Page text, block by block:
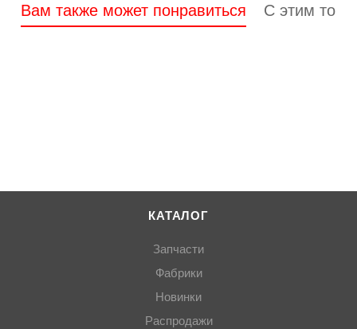
Вам также может понравиться С этим
КАТАЛОГ
Запчасти
Фабрики
Новинки
Распродажи